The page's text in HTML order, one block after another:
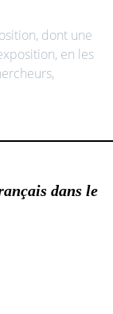
dont une
en les
dans le